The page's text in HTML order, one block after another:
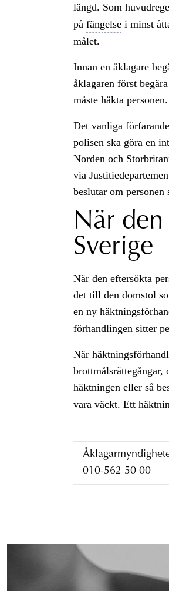
längd. Som
på fängelsei minst
målet.
Innan en åklagare
åklagaren först
måste häkta
Det vanliga
polisen ska göra en
Norden och
via
beslutar om
När
Sverige
När den eftersökta
det till den domstol
en ny
förhandlingen sitter
När
brottmålsrättegångar,
häktningen eller så
vara väckt. Ett
010-562 50 00